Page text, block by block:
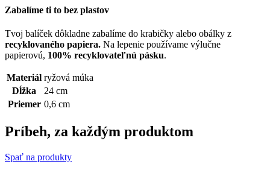
Zabalíme ti to bez plastov
Tvoj balíček dôkladne zabalíme do krabičky alebo obálky z
recyklovaného papiera. Na lepenie používame výlučne
papierovú, 100% recyklovateľnú pásku.
Materiál ryžová múka
Dĺžka
24 cm
Priemer 0,6 cm
Príbeh, za každým produktom
Spať na produkty